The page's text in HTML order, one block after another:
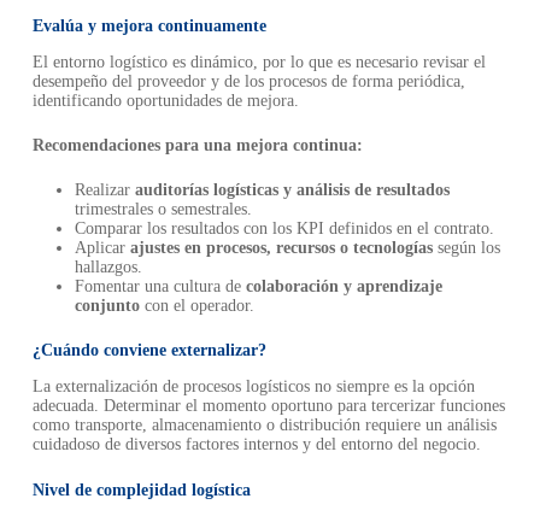
Evalúa y mejora continuamente
El entorno logístico es dinámico, por lo que es necesario revisar el
desempeño del proveedor y de los procesos de forma periódica,
identificando oportunidades de mejora.
Recomendaciones para una mejora continua:
Realizar auditorías logísticas y análisis de resultados
trimestrales o semestrales.
Comparar los resultados con los KPI definidos en el contrato.
Aplicar ajustes en procesos, recursos o tecnologíassegún los
hallazgos.
Fomentar una cultura de colaboración y aprendizaje
conjuntocon el operador.
¿Cuándo conviene externalizar?
La externalización de procesos logísticos no siempre es la opción
adecuada. Determinar el momento oportuno para tercerizar funciones
como transporte, almacenamiento o distribución requiere un análisis
cuidadoso de diversos factores internos y del entorno del negocio.
Nivel de complejidad logística